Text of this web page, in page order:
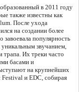
в 2011 году
также известны как
После ухода
на создании более
завоевала популярность
звучанием,
трапа. Их треки часто
басами и
на крупнейших
и EDC, собирая